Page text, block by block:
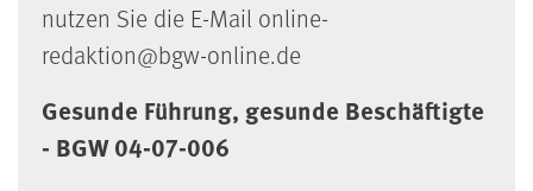
nutzen Sie die E-Mail online-
redaktion@bgw-online.de
Gesunde Führung, gesunde Beschäftigte
- BGW 04-07-006